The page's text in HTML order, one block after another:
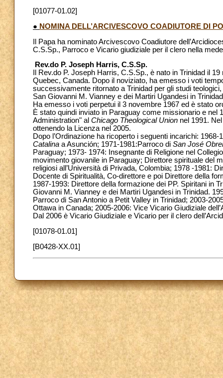
[01077-01.02]
● NOMINA DELL’ARCIVESCOVO COADIUTORE DI
Il Papa ha nominato Arcivescovo Coadiutore
C.S.Sp., Parroco e Vicario giudiziale per il clero nella
Rev.do P. Joseph Harris, C.S.Sp.
Il Rev.do P. Joseph Harris, C.S.Sp., è nato in Trinidad il
Quebec, Canada. Dopo il noviziato, ha emesso i voti
successivamente ritornato a Trinidad per gli studi
San Giovanni M. Vianney e dei Martiri Ugandesi in
Ha emesso i voti perpetui il 3 novembre 1967 ed è stato
È stato quindi inviato in Paraguay come missionario e nel
Administration" al Chicago Theological Union nel 1991.
ottenendo la Licenza nel 2005.
Dopo l’Ordinazione ha ricoperto i seguenti incarichi:
Catalina a Asunción; 1971-1981:Parroco di San José
Paraguay; 1973- 1974: Insegnante di Religione nel
movimento giovanile in Paraguay; Direttore spirituale del
religiosi all’Università di Privada, Colombia; 1978 -1981:
Docente di Spiritualità, Co-direttore e poi Direttore della
1987-1993: Direttore della formazione dei PP. Spiritani in
Giovanni M. Vianney e dei Martiri Ugandesi in Trinidad.
Parroco di San Antonio a Petit Valley in Trinidad; 2003-
Ottawa in Canada; 2005-2006: Vice Vicario Giudiziale
Dal 2006 è Vicario Giudiziale e Vicario per il clero
[01078-01.01]
[B0428-XX.01]